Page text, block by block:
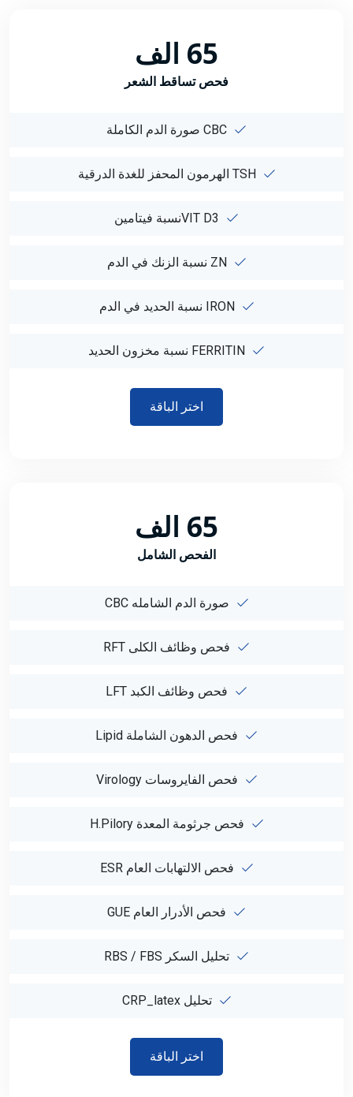
65 الف
فحص تساقط الشعر
TSH الهرمون المحفز للغدة الدرقية
ZN نسبة الزنك في الدم
IRON نسبة الحديد في الدم
اختر الباقة
65 الف
الفحص الشامل
صورة الدم الشامله CBC
فحص وظائف الكلى RFT
فحص وظائف الكبد LFT
فحص الدهون الشاملة Lipid
فحص الفايروسات Virology
فحص جرثومة المعدة H.pilory
فحص الالتهابات العام ESR
فحص الأدرار العام GUE
تحليل السكر RBS / FBS
تحليل CRP_latex
اختر الباقة